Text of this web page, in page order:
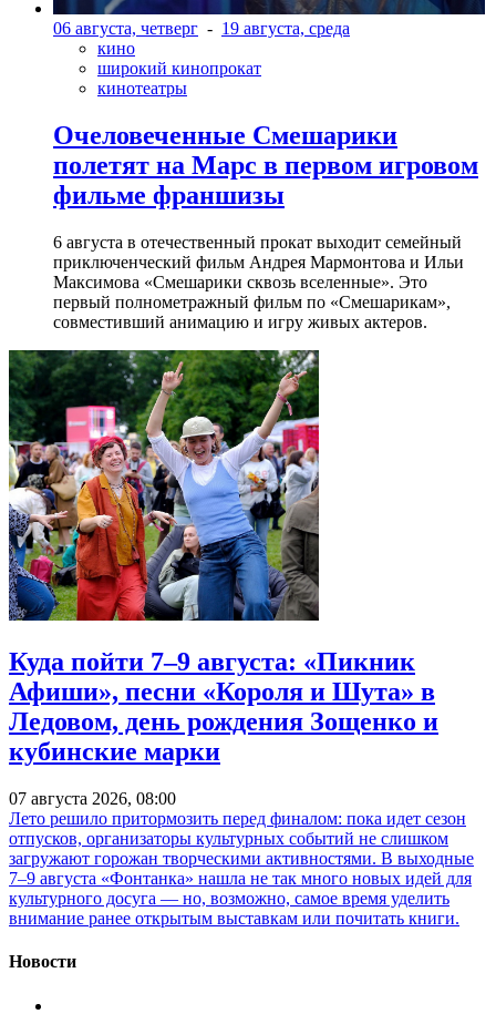
06 августа, четверг - 19 августа, среда
кино
широкий кинопрокат
кинотеатры
Очеловеченные Смешарики
полетят на Марс в первом игровом
фильме франшизы
6 августа в отечественный прокат выходит семейный
приключенческий фильм Андрея Мармонтова и Ильи
Максимова «Смешарики сквозь вселенные». Это
первый полнометражный фильм по «Смешарикам»,
совместивший анимацию и игру живых актеров.
Куда пойти 7–9 августа: «Пикник
Афиши», песни «Короля и Шута» в
Ледовом, день рождения Зощенко и
кубинские марки
07 августа 2026, 08:00
Лето решило притормозить перед финалом: пока идет сезон
отпусков, организаторы культурных событий не слишком
загружают горожан творческими активностями. В выходные
7–9 августа «Фонтанка» нашла не так много новых идей для
культурного досуга — но, возможно, самое время уделить
внимание ранее открытым выставкам или почитать книги.
Новости